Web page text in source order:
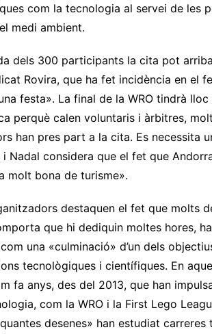
com la tecnologia al servei de les
medi ambient.
dels 300 participants la cita pot
Rovira, que ha fet incidència en el
festa». La final de la WRO tindrà
perquè calen voluntaris i àrbitres,
han pres part a la cita. Es necessita
Nadal considera que el fet que
molt bona de turisme».
destaquen el fet que molts
que hi dediquin moltes hores,
una «culminació» d’un dels
tecnològiques i científiques. En
fa anys, des del 2013, que han
com la WRO i la First Lego
desenes» han estudiat